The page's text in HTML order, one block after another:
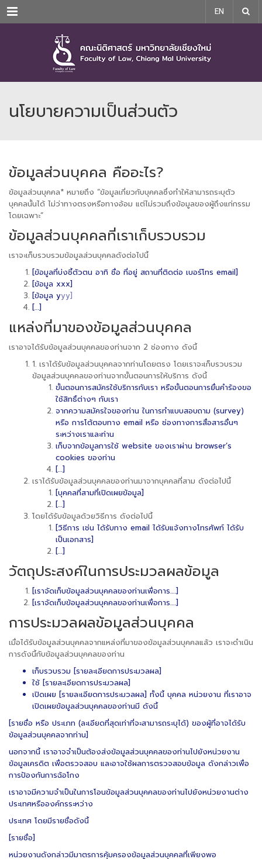
Menu EN
นโยบายความเป็นส่วนตัว
ข้อมูลส่วนบุคคล คืออะไร?
ข้อมูลส่วนบุคคล* หมายถึง “ข้อมูลเกี่ยวกับบุคคลซึ่งทำให้สามารถระบุตัว
บุคคลนั้นได้ ไม่ว่าทางตรงหรือทางอ้อม แต่ไม่รวมถึงข้อมูลของผู้ถึงแก่กรรม
โดยเฉพาะ”
ข้อมูลส่วนบุคคลที่เราเก็บรวบรวม
เราจะเก็บรวบรวมข้อมูลส่วนบุคคลดังต่อไปนี้
[ข้อมูลที่บ่งชี้ตัวตน อาทิ ชื่อ ที่อยู่ สถานที่ติดต่อ เบอร์โทร email]
[ข้อมูล xxx]
[ข้อมูล yyy]
[…]
แหล่งที่มาของข้อมูลส่วนบุคคล
เราอาจได้รับข้อมูลส่วนบุคคลของท่านจาก 2 ช่องทาง ดังนี้
1. เราได้รับข้อมูลส่วนบุคคลจากท่านโดยตรง โดยเราจะเก็บรวบรวม
ข้อมูลส่วนบุคคลของท่านจากขั้นตอนการให้บริการ ดังนี้
ขั้นตอนการสมัครใช้บริการกับเรา หรือขั้นตอนการยื่นคำร้องขอ
ใช้สิทธิ์ต่างๆ กับเรา
จากความสมัครใจของท่าน ในการทำแบบสอบถาม (survey)
หรือ การโต้ตอบทาง email หรือ ช่องทางการสื่อสารอื่นๆ
ระหว่างเราและท่าน
เก็บจากข้อมูลการใช้ website ของเราผ่าน browser’s
cookies ของท่าน
[…]
เราได้รับข้อมูลส่วนบุคคลของท่านมาจากบุคคลที่สาม ดังต่อไปนี้
[บุคคลที่สามที่เปิดเผยข้อมูล]
[…]
โดยได้รับข้อมูลด้วยวิธีการ ดังต่อไปนี้
[วิธีการ เช่น ได้รับทาง email ได้รับแจ้งทางโทรศัพท์ ได้รับ
เป็นเอกสาร]
[…]
วัตถุประสงค์ในการประมวลผลข้อมูล
[เราจัดเก็บข้อมูลส่วนบุคคลของท่านเพื่อการ….]
[เราจัดเก็บข้อมูลส่วนบุคคลของท่านเพื่อการ….]
การประมวลผลข้อมูลส่วนบุคคล
เมื่อได้รับข้อมูลส่วนบุคคลจากแหล่งที่มาของข้อมูลส่วนบุคคลแล้ว เราจะดำเนิน
การดังนี้กับข้อมูลส่วนบุคคลของท่าน
เก็บรวบรวม [รายละเอียดการประมวลผล]
ใช้ [รายละเอียดการประมวลผล]
เปิดเผย [รายละเอียดการประมวลผล] ทั้งนี้ บุคคล หน่วยงาน ที่เราอาจ
เปิดเผยข้อมูลส่วนบุคคลของท่านมี ดังนี้
[รายชื่อ หรือ ประเภท (ละเอียดที่สุดเท่าที่จะสามารถระบุได้) ของผู้ที่อาจได้รับ
ข้อมูลส่วนบุคคลจากท่าน]
นอกจากนี้ เราอาจจำเป็นต้องส่งข้อมูลส่วนบุคคลของท่านไปยังหน่วยงาน
ข้อมูลเครดิต เพื่อตรวจสอบ และอาจใช้ผลการตรวจสอบข้อมูล ดังกล่าวเพื่อ
การป้องกันการฉ้อโกง
เราอาจมีความจำเป็นในการโอนข้อมูลส่วนบุคคลของท่านไปยังหน่วยงานต่าง
ประเทศหรือองค์กรระหว่าง
ประเทศ โดยมีรายชื่อดังนี้
[รายชื่อ]
หน่วยงานดังกล่าวมีมาตรการคุ้มครองข้อมูลส่วนบุคคลที่เพียงพอ